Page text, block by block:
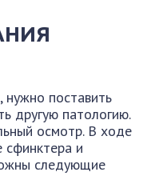
поставить
другую патологию.
осмотр. В ходе
сфинктера и
следующие